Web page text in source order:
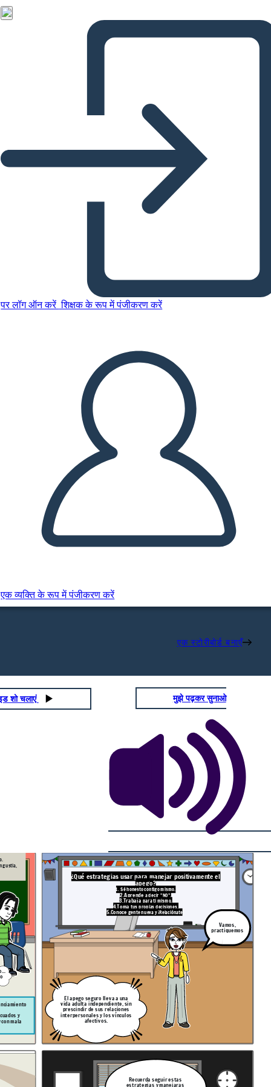
पर लॉग ऑन करें शिक्षक के रूप में पंजीकरण करें
एक व्यक्ति के रूप में पंजीकरण करें
एक स्टोरीबोर्ड बनाएँ
शो चलाएं मुझे पढ़कर सुनाओ
mala
El apego seguro lleva a una
vida adulta independiente, sin
prescindir de sus relaciones
interpersonales y los vínculos
afectivos.
¿Qué estrategias usar para manejar positivamente el
apego?
1. Sé honesto contigo mismo.
2.Aprende a decir "NO".
3.Trabaja para ti mismo.
4.Toma tus propias decisiones.
5.Conoce gente nueva y ¡Relaciónate!.
Vamos,
practiquemos
Recuerda seguir estas
estrategias y manejaras